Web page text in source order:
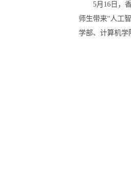
5月16日，
师生带来“人工
学部、计算机学